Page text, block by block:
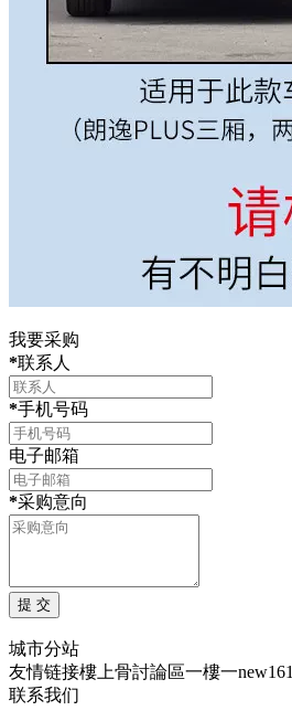
我要采购
*联系人
*手机号码
电子邮箱
*采购意向
城市分站
友情链接樓上骨討論區一樓一new161
联系我们